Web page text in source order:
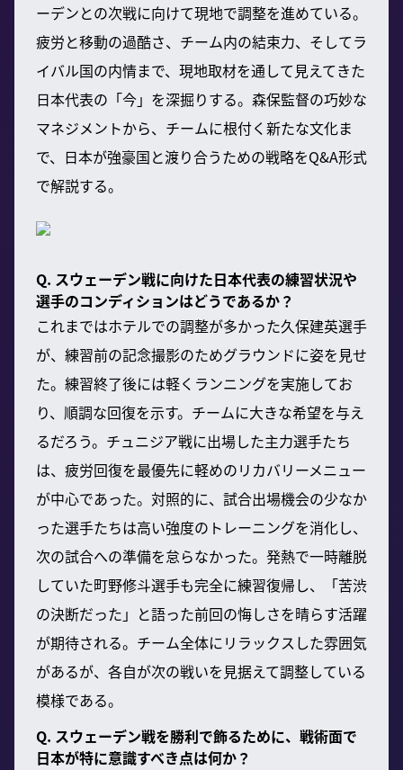
ーデンとの次戦に向けて現地で調整を進めている。
疲労と移動の過酷さ、チーム内の結束力、そしてラ
イバル国の内情まで、現地取材を通して見えてきた
日本代表の「今」を深掘りする。森保監督の巧妙な
マネジメントから、チームに根付く新たな文化ま
で、日本が強豪国と渡り合うための戦略をQ&A形式
で解説する。
Q. スウェーデン戦に向けた日本代表の練習状況や
選手のコンディションはどうであるか？
これまではホテルでの調整が多かった久保建英選手
が、練習前の記念撮影のためグラウンドに姿を見せ
た。練習終了後には軽くランニングを実施してお
り、順調な回復を示す。チームに大きな希望を与え
るだろう。チュニジア戦に出場した主力選手たち
は、疲労回復を最優先に軽めのリカバリーメニュー
が中心であった。対照的に、試合出場機会の少なか
った選手たちは高い強度のトレーニングを消化し、
次の試合への準備を怠らなかった。発熱で一時離脱
していた町野修斗選手も完全に練習復帰し、「苦渋
の決断だった」と語った前回の悔しさを晴らす活躍
が期待される。チーム全体にリラックスした雰囲気
があるが、各自が次の戦いを見据えて調整している
模様である。
Q. スウェーデン戦を勝利で飾るために、戦術面で
日本が特に意識すべき点は何か？